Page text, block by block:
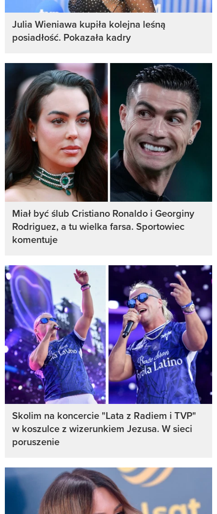
Julia Wieniawa kupiła kolejna leśną
posiadłość. Pokazała kadry
Miał być ślub Cristiano Ronaldo i Georginy
Rodriguez, a tu wielka farsa. Sportowiec
komentuje
Skolim na koncercie "Lata z Radiem i TVP"
w koszulce z wizerunkiem Jezusa. W sieci
poruszenie